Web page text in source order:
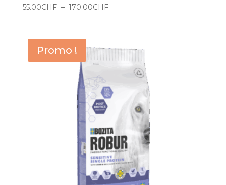
55.00CHF – 170.00CHFPlage
170.00CHF
Promo !